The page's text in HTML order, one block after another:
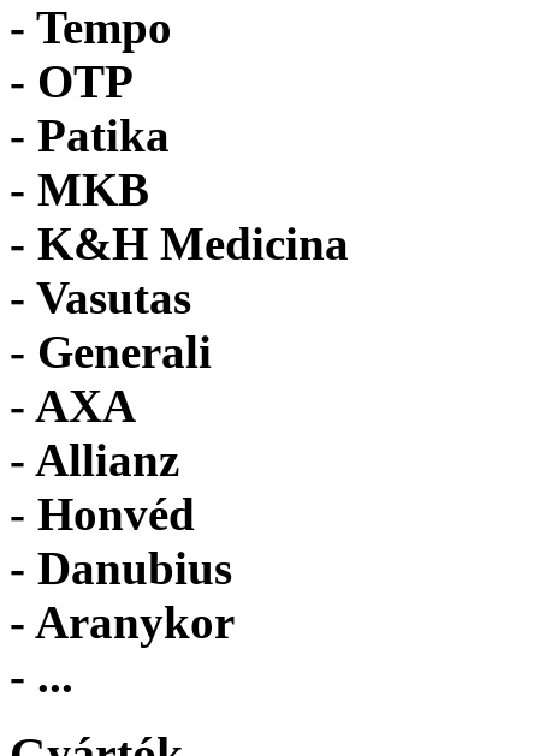
- Tempo
- OTP
- Patika
- MKB
- K&H Medicina
- Vasutas
- Generali
- AXA
- Allianz
- Honvéd
- Danubius
- Aranykor
- ...